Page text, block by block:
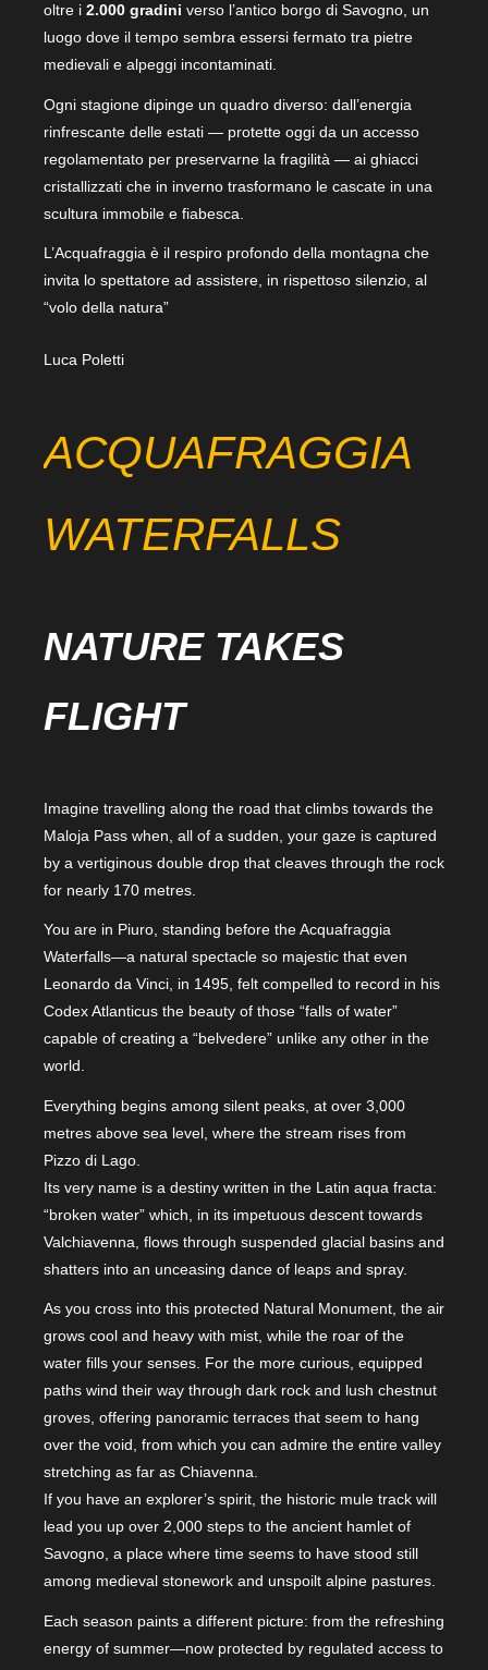
oltre i 2.000 gradini verso l’antico borgo di Savogno, un
luogo dove il tempo sembra essersi fermato tra pietre
medievali e alpeggi incontaminati.
Ogni stagione dipinge un quadro diverso: dall’energia
rinfrescante delle estati — protette oggi da un accesso
regolamentato per preservarne la fragilità — ai ghiacci
cristallizzati che in inverno trasformano le cascate in una
scultura immobile e fiabesca.
L’Acquafraggia è il respiro profondo della montagna che
invita lo spettatore ad assistere, in rispettoso silenzio, al
“volo della natura”
Luca Poletti
ACQUAFRAGGIA
WATERFALLS
NATURE TAKES
FLIGHT
Imagine travelling along the road that climbs towards the
Maloja Pass when, all of a sudden, your gaze is captured
by a vertiginous double drop that cleaves through the rock
for nearly 170 metres.
You are in Piuro, standing before the Acquafraggia
Waterfalls—a natural spectacle so majestic that even
Leonardo da Vinci, in 1495, felt compelled to record in his
Codex Atlanticus the beauty of those “falls of water”
capable of creating a “belvedere” unlike any other in the
world.
Everything begins among silent peaks, at over 3,000
metres above sea level, where the stream rises from
Pizzo di Lago.
Its very name is a destiny written in the Latin aqua fracta:
“broken water” which, in its impetuous descent towards
Valchiavenna, flows through suspended glacial basins and
shatters into an unceasing dance of leaps and spray.
As you cross into this protected Natural Monument, the air
grows cool and heavy with mist, while the roar of the
water fills your senses. For the more curious, equipped
paths wind their way through dark rock and lush chestnut
groves, offering panoramic terraces that seem to hang
over the void, from which you can admire the entire valley
stretching as far as Chiavenna.
If you have an explorer’s spirit, the historic mule track will
lead you up over 2,000 steps to the ancient hamlet of
Savogno, a place where time seems to have stood still
among medieval stonework and unspoilt alpine pastures.
Each season paints a different picture: from the refreshing
energy of summer—now protected by regulated access to